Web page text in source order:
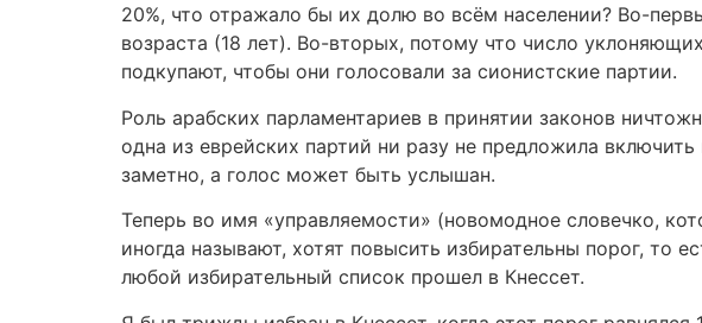
20%, что отражало бы их долю во всём населении? Во-
возраста (18 лет). Во-вторых, потому что число
подкупают, чтобы они голосовали за сионистские партии.
Роль арабских парламентариев в принятии законов
одна из еврейских партий ни разу не предложила
заметно, а голос может быть услышан.
Теперь во имя «управляемости» (новомодное словечко,
иногда называют, хотят повысить избирательны порог, то
любой избирательный список прошел в Кнессет.